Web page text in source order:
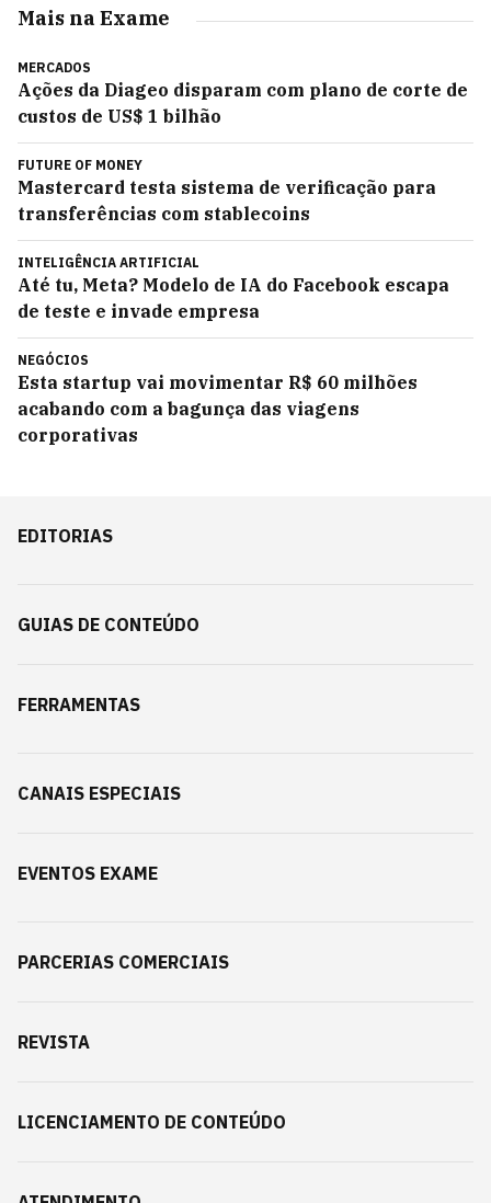
Mais na Exame
MERCADOS
Ações da Diageo disparam com plano de corte de
custos de US$ 1 bilhão
FUTURE OF MONEY
Mastercard testa sistema de verificação para
transferências com stablecoins
INTELIGÊNCIA ARTIFICIAL
Até tu, Meta? Modelo de IA do Facebook escapa
de teste e invade empresa
NEGÓCIOS
Esta startup vai movimentar R$ 60 milhões
acabando com a bagunça das viagens
corporativas
EDITORIAS
GUIAS DE CONTEÚDO
FERRAMENTAS
CANAIS ESPECIAIS
EVENTOS EXAME
PARCERIAS COMERCIAIS
REVISTA
LICENCIAMENTO DE CONTEÚDO